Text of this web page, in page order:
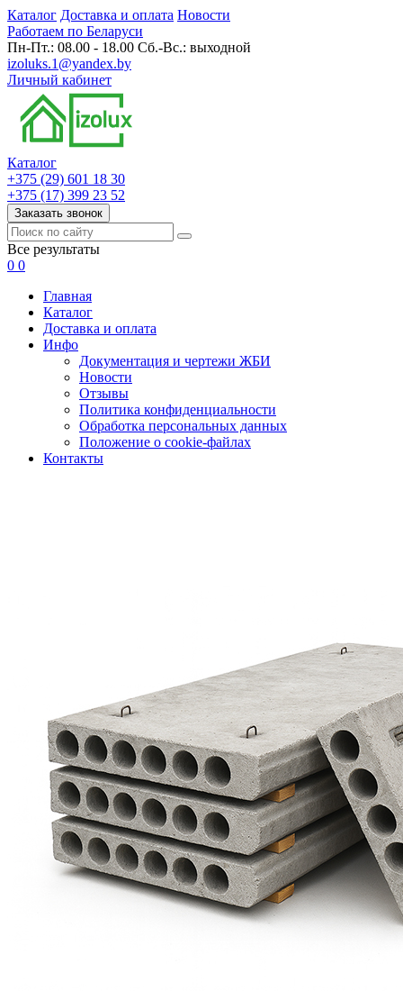
Каталог Доставка и оплата Новости
Работаем по Беларуси
Пн-Пт.: 08.00 - 18.00 Сб.-Вс.: выходной
izoluks.1@yandex.by
Личный кабинет
Каталог
+375 (29) 601 18 30
+375 (17) 399 23 52
Заказать звонок
Все результаты
0 0
Главная
Каталог
Доставка и оплата
Инфо
Документация и чертежи ЖБИ
Новости
Отзывы
Политика конфиденциальности
Обработка персональных данных
Положение о cookie-файлах
Контакты